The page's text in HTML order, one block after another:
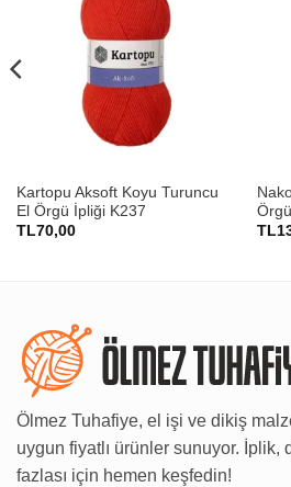
Kartopu Aksoft Koyu Turuncu
El Örgü İpliği K237
TL70,00
TL
Ölmez Tuhafiye, el işi ve dikiş
uygun fiyatlı ürünler sunuyor. İplik,
fazlası için hemen keşfedin!